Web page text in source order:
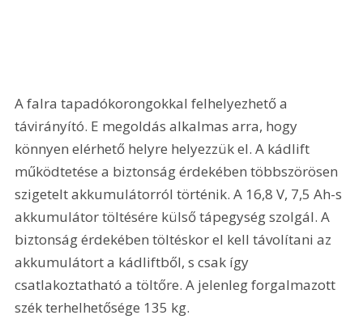
A falra tapadókorongokkal felhelyezhető a
távirányító. E megoldás alkalmas arra, hogy
könnyen elérhető helyre helyezzük el. A kádlift
működtetése a biztonság érdekében többszörösen
szigetelt akkumulátorról történik. A 16,8 V, 7,5 Ah-s
akkumulátor töltésére külső tápegység szolgál. A
biztonság érdekében töltéskor el kell távolítani az
akkumulátort a kádliftből, s csak így
csatlakoztatható a töltőre. A jelenleg forgalmazott
szék terhelhetősége 135 kg.